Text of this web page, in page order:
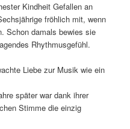
Kindheit Gefallen an
fröhlich mit, wenn
Schon damals bewies sie
Rhythmusgefühl.
Liebe zur Musik wie ein
später war dank ihrer
Stimme die einzig